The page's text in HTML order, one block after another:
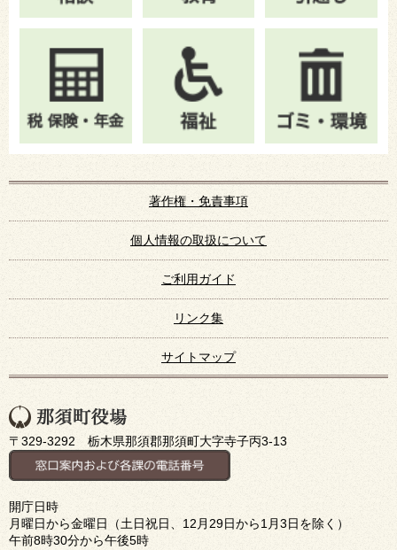
著作権・免責事項
個人情報の取扱について
ご利用ガイド
リンク集
サイトマップ
〒329-3292 栃木県那須郡那須町大字寺子丙3-13
開庁日時
月曜日から金曜日（土日祝日、12月29日から1月3日を除く）
午前8時30分から午後5時